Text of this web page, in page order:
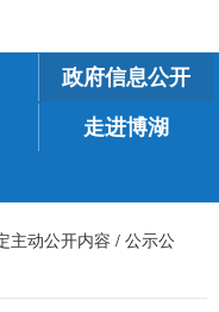
政府信息公开
走进博湖
主动公开内容 / 公示公